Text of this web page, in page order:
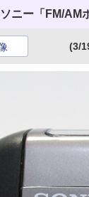
ソニー「FM/AM
(3/